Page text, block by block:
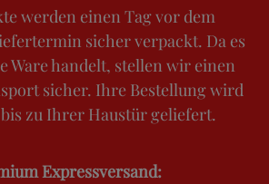
werden einen Tag vor dem
sicher verpackt. Da es
Ware handelt, stellen wir einen
sicher. Ihre Bestellung wird
zu Ihrer Haustür geliefert.
Expressversand: